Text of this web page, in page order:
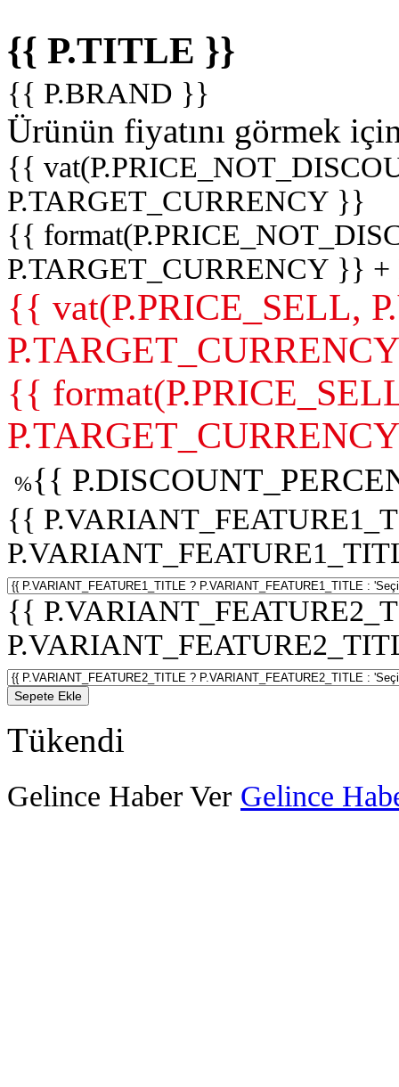
{{ P.TITLE }}
{{ P.BRAND }}
Ürünün fiyatını görmek
{{
P.TARGET_CURRENCY }}
{{
P.TARGET_CURRENCY }}
{{ vat(P.PRICE_SELL,
{{
%{{
{{
{{
Sepete Ekle
Tükendi
Gelince Haber Ver Gelince